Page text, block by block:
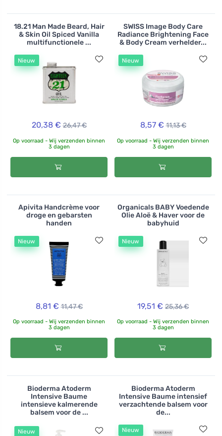
18.21 Man Made Beard, Hair
& Skin Oil Spiced Vanilla
multifunctionele ...
Nieuw
20,38 € 26,47 €
Op voorraad - Wij verzenden binnen
3 dagen
SWISS Image Body Care
Radiance Brightening Face
& Body Cream verhelder...
Nieuw
8,57 € 11,13 €
Op voorraad - Wij verzenden binnen
3 dagen
Apivita Handcrème voor
droge en gebarsten
handen
Nieuw
8,81 € 11,47 €
Op voorraad - Wij verzenden binnen
3 dagen
Organicals BABY Voedende
Olie Aloë & Haver voor de
babyhuid
Nieuw
19,51 € 25,36 €
Op voorraad - Wij verzenden binnen
3 dagen
Bioderma Atoderm
Intensive Baume
intensieve kalmerende
balsem voor de ...
Nieuw
Bioderma Atoderm
Intensive Baume intensief
verzachtende balsem voor
de...
Nieuw